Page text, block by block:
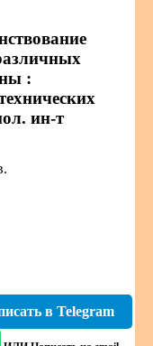
:
ин-т
в Telegram